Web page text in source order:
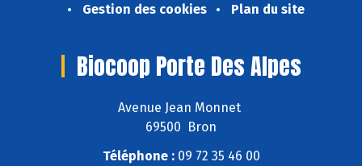
Gestion des cookies
Plan du site
Biocoop Porte Des Alpes
Avenue Jean Monnet
69500 Bron
Téléphone :09 72 35 46 00